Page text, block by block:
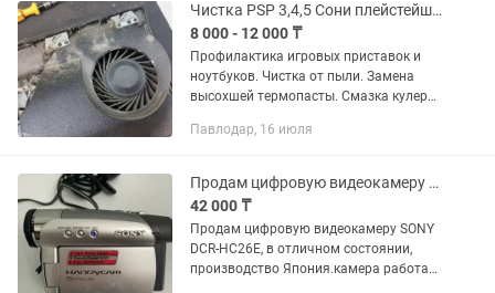
Чистка PSP 3,4,5 Сони плейстейшен
8 000 - 12 000 ₸
Профилактика игровых приставок и
ноутбуков. Чистка от пыли. Замена
высохшей термопасты. Смазка кулера,
радиатора. После профилактики ваша
Павлодар, 16 июля
Продам цифровую видеокамеру SONY
42 000 ₸
Продам цифровую видеокамеру SONY
DCR-HC26E, в отличном состоянии,
производство Япония.камера работает